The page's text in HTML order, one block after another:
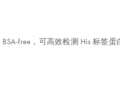
BSA-free，可高效检测 His 标签